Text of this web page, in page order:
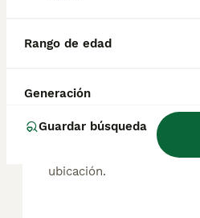
Rango de edad
Generación
Guardar búsqueda
¿Cuánto cuesta
El coste medio de un
aproximadamente 700€,
pueden variar según
pedigrí, la reputación del
ubicación.